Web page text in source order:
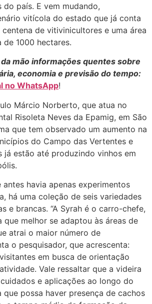
país. E vem mudando,
vitícola do estado que já conta
de vitivinicultores e uma área
1000 hectares.
mão informações quentes sobre
economia e previsão do tempo:
no WhatsApp!
Márcio Norberto, que atua no
Risoleta Neves da Epamig, em São
que tem observado um aumento na
do Campo das Vertentes e
já estão até produzindo vinhos em
antes havia apenas experimentos
há uma coleção de seis variedades
e brancas. “A Syrah é o carro-chefe,
que melhor se adaptou às áreas de
atrai o maior número de
o pesquisador, que acrescenta:
em busca de orientação
Vale ressaltar que a videira
e aplicações ao longo do
que possa haver presença de cachos